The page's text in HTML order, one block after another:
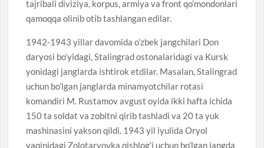
tajribali diviziya, korpus, armiya va front qo’mondonlari
qamoqqa olinib otib tashlangan edilar.
1942-1943 yillar davomida o’zbek jangchilari Don
daryosi bo’yidagi, Stalingrad ostonalaridagi va Kursk
yonidagi janglarda ishtirok etdilar. Masalan, Stalingrad
uchun bo’lgan janglarda minamyotchilar rotasi
komandiri M. Rustamov avgust oyida ikki hafta ichida
150 ta soldat va zobitni qirib tashladi va 20 ta yuk
mashinasini yakson qildi. 1943 yil iyulida Oryol
yaqinidagi Zolotaryovka qishlog’i uchun bo’lgan jangda